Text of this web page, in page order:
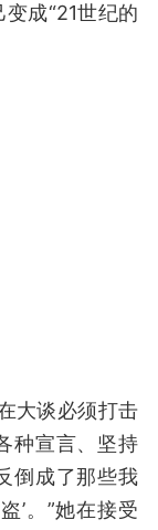
成“21世纪的
大谈必须打击
种宣言、坚持
倒成了那些我
’。”她在接受